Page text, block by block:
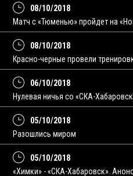
08/10/2018
Матч с «Тюменью» пройдет на
08/10/2018
Красно-черные провели
06/10/2018
Нулевая ничья со «СКА-
05/10/2018
Разошлись миром
05/10/2018
«Химки» - «СКА-Хабаровск».